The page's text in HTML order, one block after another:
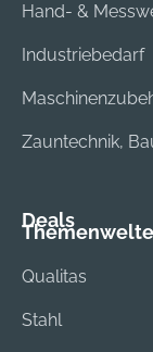
Hand- &
Industriebedarf
Zauntechnik,
Deals
Qualitas
Stahl